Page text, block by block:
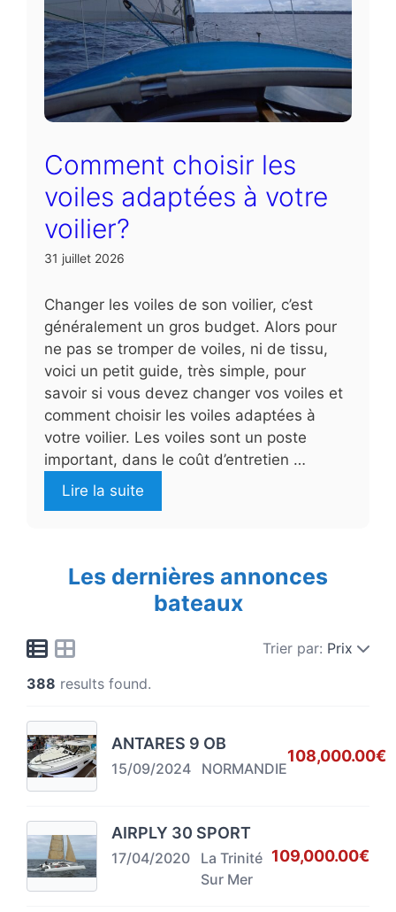
Comment choisir les
voiles adaptées à votre
voilier?
31 juillet 2026
Changer les voiles de son voilier, c’est
généralement un gros budget. Alors pour
ne pas se tromper de voiles, ni de tissu,
voici un petit guide, très simple, pour
savoir si vous devez changer vos voiles et
comment choisir les voiles adaptées à
votre voilier. Les voiles sont un poste
important, dans le coût d’entretien …
Lire la suite
Les dernières annonces
bateaux
Trier par: Prix
388 results found.
ANTARES 9 OB
15/09/2024 NORMANDIE
108,000.00€
AIRPLY 30 SPORT
17/04/2020
La Trinité
Sur Mer
109,000.00€